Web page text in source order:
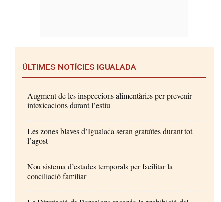
ÚLTIMES NOTÍCIES IGUALADA
Augment de les inspeccions alimentàries per prevenir
intoxicacions durant l’estiu
Les zones blaves d’Igualada seran gratuïtes durant tot
l’agost
Nou sistema d’estades temporals per facilitar la
conciliació familiar